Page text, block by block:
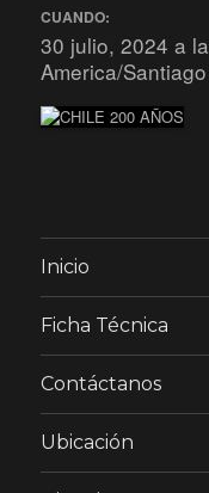
CUANDO:
30 julio, 2024 a
America/
Inicio
Ficha Técnica
Contáctanos
Ubicación